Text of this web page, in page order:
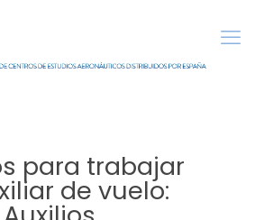
para trabajar
de vuelo: